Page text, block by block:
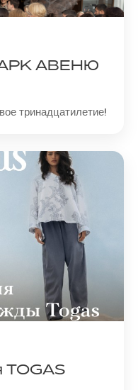
АВЕНЮ
тринадцатилетие!
TOGAS